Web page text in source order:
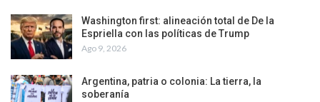
Washington first: alineación total de De la
Espriella con las políticas de Trump
Ago 9, 2026
Argentina, patria o colonia: La tierra, la
soberanía